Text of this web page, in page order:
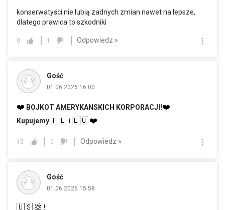
konserwatyści nie lubią zadnych zmian nawet na lepsze,
dlatego prawica to szkodniki
0 1 Odpowiedz »
Gość
01.06.2026 16:00
❤️ BOJKOT AMERYKANSKICH KORPORACJI!❤️
Kupujemy🇵🇱 i 🇪🇺 ❤️
15 0 Odpowiedz »
Gość
01.06.2026 15:58
🇺🇸 💩 !